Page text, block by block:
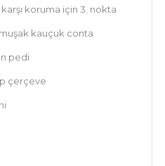
koruma için 3. nokta
kauçuk conta
pedi
çerçeve